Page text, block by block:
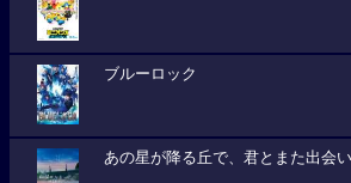
ブルーロック
あの星が降る丘で、君とまた出会い